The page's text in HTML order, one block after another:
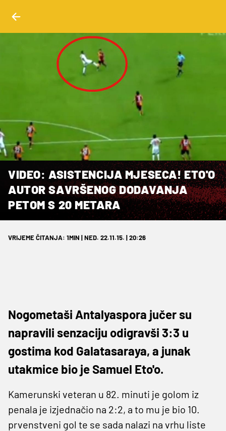
VIDEO: ASISTENCIJA MJESECA! ETO'O
AUTOR SAVRŠENOG DODAVANJA
PETOM S 20 METARA
VRIJEME ČITANJA: 1MIN | NED. 22.11.15. | 20:26
Nogometaši Antalyaspora jučer su
napravili senzaciju odigravši 3:3 u
gostima kod Galatasaraya, a junak
utakmice bio je Samuel Eto'o.
Kamerunski veteran u 82. minuti je golom iz
penala je izjednačio na 2:2, a to mu je bio 10.
prvenstveni gol te se sada nalazi na vrhu liste